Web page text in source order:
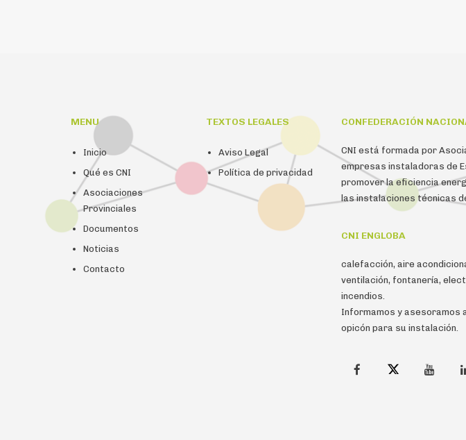
MENU
Inicio
Qué es CNI
Asociaciones
Provinciales
Documentos
Noticias
Contacto
TEXTOS LEGALES
Aviso Legal
Política de privacidad
CONFEDERACIÓN
CNI está formada por
empresas instaladoras de
promover la eficiencia
las instalaciones técnicas
CNI ENGLOBA
calefacción, aire
ventilación, fontanería,
incendios.
Informamos y asesoramos
opicón para su instalación.